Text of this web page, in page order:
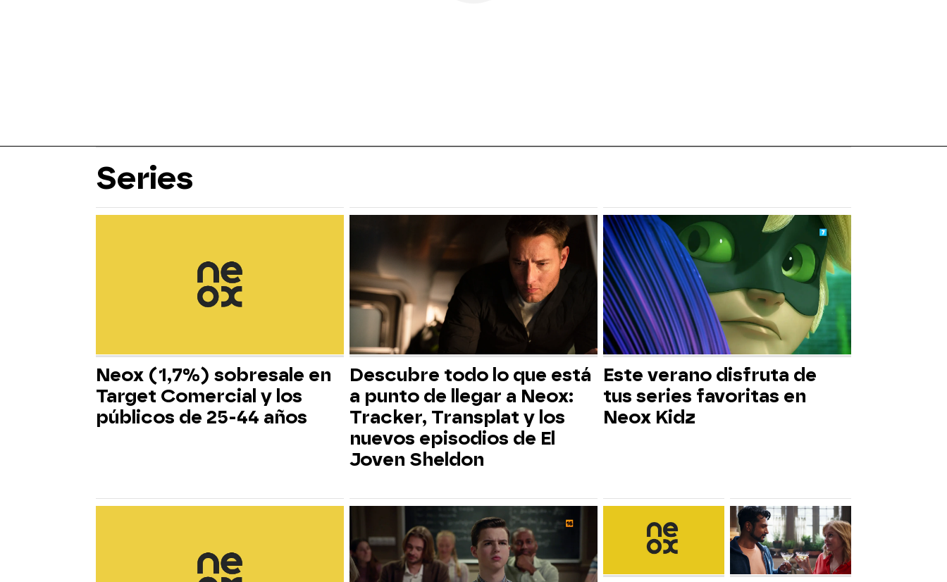
Series
Neox (1,7%) sobresale en
Target Comercial y los
públicos de 25-44 años
Descubre todo lo que está
a punto de llegar a Neox:
Tracker, Transplat y los
nuevos episodios de El
Joven Sheldon
Este verano disfruta de
tus series favoritas en
Neox Kidz